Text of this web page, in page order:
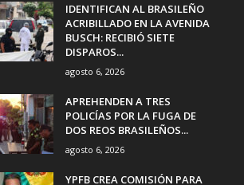
IDENTIFICAN AL BRASILEÑO
ACRIBILLADO EN LA AVENIDA
BUSCH: RECIBIÓ SIETE
DISPAROS...
agosto 6, 2026
APREHENDEN A TRES
POLICÍAS POR LA FUGA DE
DOS REOS BRASILEÑOS...
agosto 6, 2026
YPFB CREA COMISIÓN PARA